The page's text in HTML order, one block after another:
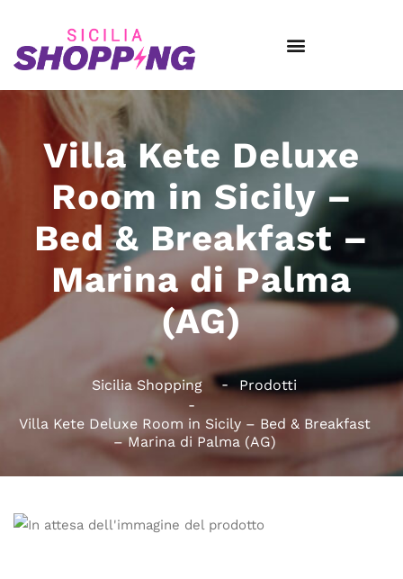
Villa Kete Deluxe
Room in Sicily –
Bed & Breakfast –
Marina di Palma
(AG)
Sicilia Shopping Prodotti
Villa Kete Deluxe Room in Sicily – Bed & Breakfast
– Marina di Palma (AG)